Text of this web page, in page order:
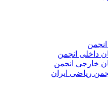
داخلی انجمن
خارجی انجمن
ریاضی ایران